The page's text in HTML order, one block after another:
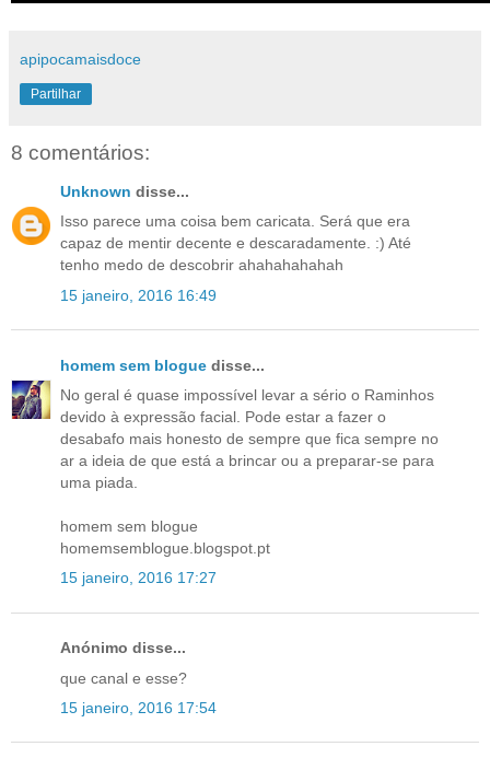
apipocamaisdoce
Partilhar
8 comentários:
Unknown disse...
Isso parece uma coisa bem caricata. Será que era
capaz de mentir decente e descaradamente. :) Até
tenho medo de descobrir ahahahahahah
15 janeiro, 2016 16:49
homem sem blogue disse...
No geral é quase impossível levar a sério o Raminhos
devido à expressão facial. Pode estar a fazer o
desabafo mais honesto de sempre que fica sempre no
ar a ideia de que está a brincar ou a preparar-se para
uma piada.
homem sem blogue
homemsemblogue.blogspot.pt
15 janeiro, 2016 17:27
Anónimo disse...
que canal e esse?
15 janeiro, 2016 17:54